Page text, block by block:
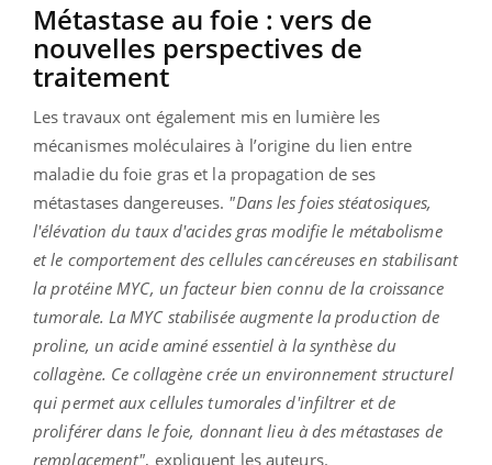
Métastase au foie : vers de
nouvelles perspectives de
traitement
Les travaux ont également mis en lumière les
mécanismes moléculaires à l’origine du lien entre
maladie du foie gras et la propagation de ses
métastases dangereuses. "Dans les foies stéatosiques,
l'élévation du taux d'acides gras modifie le métabolisme
et le comportement des cellules cancéreuses en stabilisant
la protéine MYC, un facteur bien connu de la croissance
tumorale. La MYC stabilisée augmente la production de
proline, un acide aminé essentiel à la synthèse du
collagène. Ce collagène crée un environnement structurel
qui permet aux cellules tumorales d'infiltrer et de
proliférer dans le foie, donnant lieu à des métastases de
remplacement", expliquent les auteurs.